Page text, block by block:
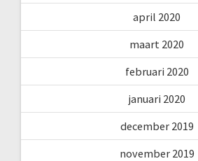
april 2020
maart 2020
februari 2020
januari 2020
december 2019
november 2019